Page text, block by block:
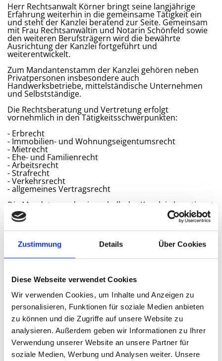
Zustimmung Details Über Cookies
Diese Webseite verwendet Cookies
Wir verwenden Cookies, um Inhalte und Anzeigen zu
personalisieren, Funktionen für soziale Medien anbieten
zu können und die Zugriffe auf unsere Website zu
analysieren. Außerdem geben wir Informationen zu Ihrer
Verwendung unserer Website an unsere Partner für
soziale Medien, Werbung und Analysen weiter. Unsere
Herr Rechtsanwalt Körner bringt seine langjährige
Erfahrung weiterhin in die gemeinsame Tätigkeit ein
und steht der Kanzlei beratend zur Seite. Gemeinsam
mit Frau Rechtsanwältin und Notarin Schönfeld sowie
den weiteren Berufsträgern wird die bewährte
Ausrichtung der Kanzlei fortgeführt und
weiterentwickelt.
Zum Mandantenstamm der Kanzlei gehören neben
Privatpersonen insbesondere auch
Handwerksbetriebe, mittelständische Unternehmen
und Selbstständige.
Die Rechtsberatung und Vertretung erfolgt
vornehmlich in den Tätigkeitsschwerpunkten:
- Erbrecht
- Immobilien- und Wohnungseigentumsrecht
- Mietrecht
- Ehe- und Familienrecht
- Arbeitsrecht
- Strafrecht
- Verkehrsrecht
- allgemeines Vertragsrecht
Die Mandate werden innerhalb der Kanzlei abgestimmt
und entsprechend den jeweiligen
Tätigkeitsschwerpunkten der Berufsträger bearbeitet.
Auf diese Weise wird eine umfassende, kompetente
sichergestellt.
Herr Rechtsanwalt Körner ist Fachanwalt für Erbrecht
theoretische Kenntnisse und praktische Erfahrung (§
43c BRAO).
Mit der Bestellung von Frau Schönfeld zur Notarin wird
das Beratungsangebot der Kanzlei um den notariellen
Bereich ergänzt und nachhaltig gestärkt.
Lage und Erreichbarkeit
Die Büroräume der Kanzlei Körner befinden sich am
Rande der Fußgängerzone in der Innenstadt von